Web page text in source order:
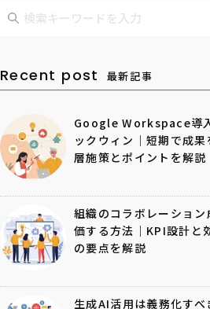
Recent post 最新記事
Google Workspace導
ックウィン｜短期で成果
層施策とポイントを解説
組織のコラボレーション
価する方法｜KPI設計と
の要点を解説
生成AI活用は義務化すべ